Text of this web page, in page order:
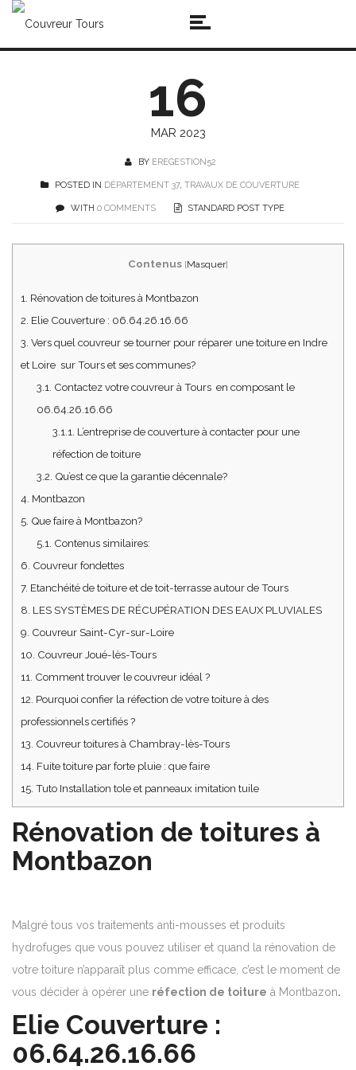
16
MAR 2023
BY EREGESTION52
POSTED IN DÉPARTEMENT 37, TRAVAUX DE COUVERTURE
WITH 0 COMMENTS STANDARD POST TYPE
Contenus [Masquer]
1. Rénovation de toitures à Montbazon
2. Elie Couverture : 06.64.26.16.66
3. Vers quel couvreur se tourner pour réparer une toiture en Indre
et Loire sur Tours et ses communes?
3.1. Contactez votre couvreur à Tours en composant le
06.64.26.16.66
3.1.1. L’entreprise de couverture à contacter pour une
réfection de toiture
3.2. Qu’est ce que la garantie décennale?
4. Montbazon
5. Que faire à Montbazon?
5.1. Contenus similaires:
6. Couvreur fondettes
7. Etanchéité de toiture et de toit-terrasse autour de Tours
8. LES SYSTÈMES DE RÉCUPÉRATION DES EAUX PLUVIALES
9. Couvreur Saint-Cyr-sur-Loire
10. Couvreur Joué-lès-Tours
11. Comment trouver le couvreur idéal ?
12. Pourquoi confier la réfection de votre toiture à des
professionnels certifiés ?
13. Couvreur toitures à Chambray-lès-Tours
14. Fuite toiture par forte pluie : que faire
15. Tuto Installation tole et panneaux imitation tuile
Rénovation de toitures à
Montbazon
Malgré tous vos traitements anti-mousses et produits
hydrofuges que vous pouvez utiliser et quand la rénovation de
votre toiture n’apparaît plus comme efficace, c’est le moment de
vous décider à opérer une réfection de toiture à Montbazon.
Elie Couverture :
06.64.26.16.66